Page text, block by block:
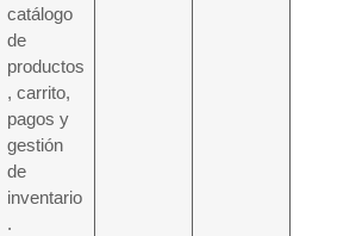
catálogo
de
productos
, carrito,
pagos y
gestión
de
inventario
.